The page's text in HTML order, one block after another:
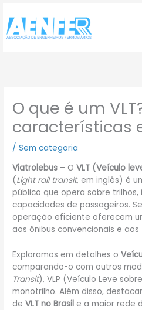
para
conteúdo
O que é um
características
/Sem categoria
Viatrolebus – OVLT (Veículo
(Light rail transit, em inglês) é
público que opera sobre
capacidades de passageiros.
operação eficiente oferecem
aos ônibus convencionais e
Exploramos em detalhes o
comparando-o com outros
Transit), VLP (Veículo Leve
monotrilho. Além disso,
deVLT no Brasil e a maior rede